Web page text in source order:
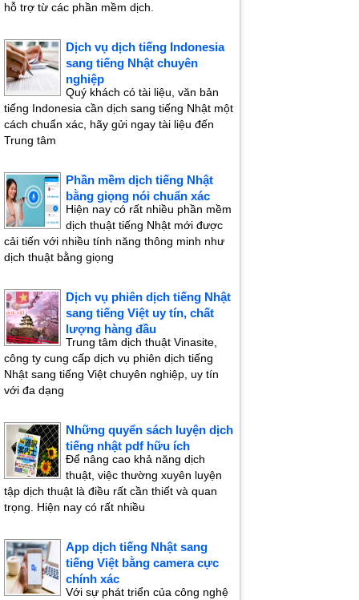
hỗ trợ từ các phần mềm dịch.
Dịch vụ dịch tiếng Indonesia
sang tiếng Nhật chuyên
nghiệp
Quý khách có tài liệu, văn bản
tiếng Indonesia cần dịch sang tiếng Nhật một
cách chuẩn xác, hãy gửi ngay tài liệu đến
Trung tâm
Phần mềm dịch tiếng Nhật
bằng giọng nói chuẩn xác
Hiện nay có rất nhiều phần mềm
dịch thuật tiếng Nhật mới được
cải tiến với nhiều tính năng thông minh như
dịch thuật bằng giọng
Dịch vụ phiên dịch tiếng Nhật
sang tiếng Việt uy tín, chất
lượng hàng đầu
Trung tâm dịch thuật Vinasite,
công ty cung cấp dịch vụ phiên dịch tiếng
Nhật sang tiếng Việt chuyên nghiệp, uy tín
với đa dạng
Những quyển sách luyện dịch
tiếng nhật pdf hữu ích
Để nâng cao khả năng dịch
thuật, việc thường xuyên luyện
tập dịch thuật là điều rất cần thiết và quan
trọng. Hiện nay có rất nhiều
App dịch tiếng Nhật sang
tiếng Việt bằng camera cực
chính xác
Với sự phát triển của công nghệ